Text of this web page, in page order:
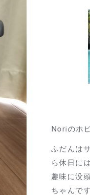
Noriのホ
ふだんは
ら休日に
趣味に没
ちゃんで